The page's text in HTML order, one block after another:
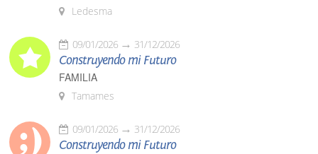
Ledesma
09/01/2026 31/12/2026
Construyendo mi Futuro
FAMILIA
Tamames
09/01/2026 31/12/2026
Construyendo mi Futuro